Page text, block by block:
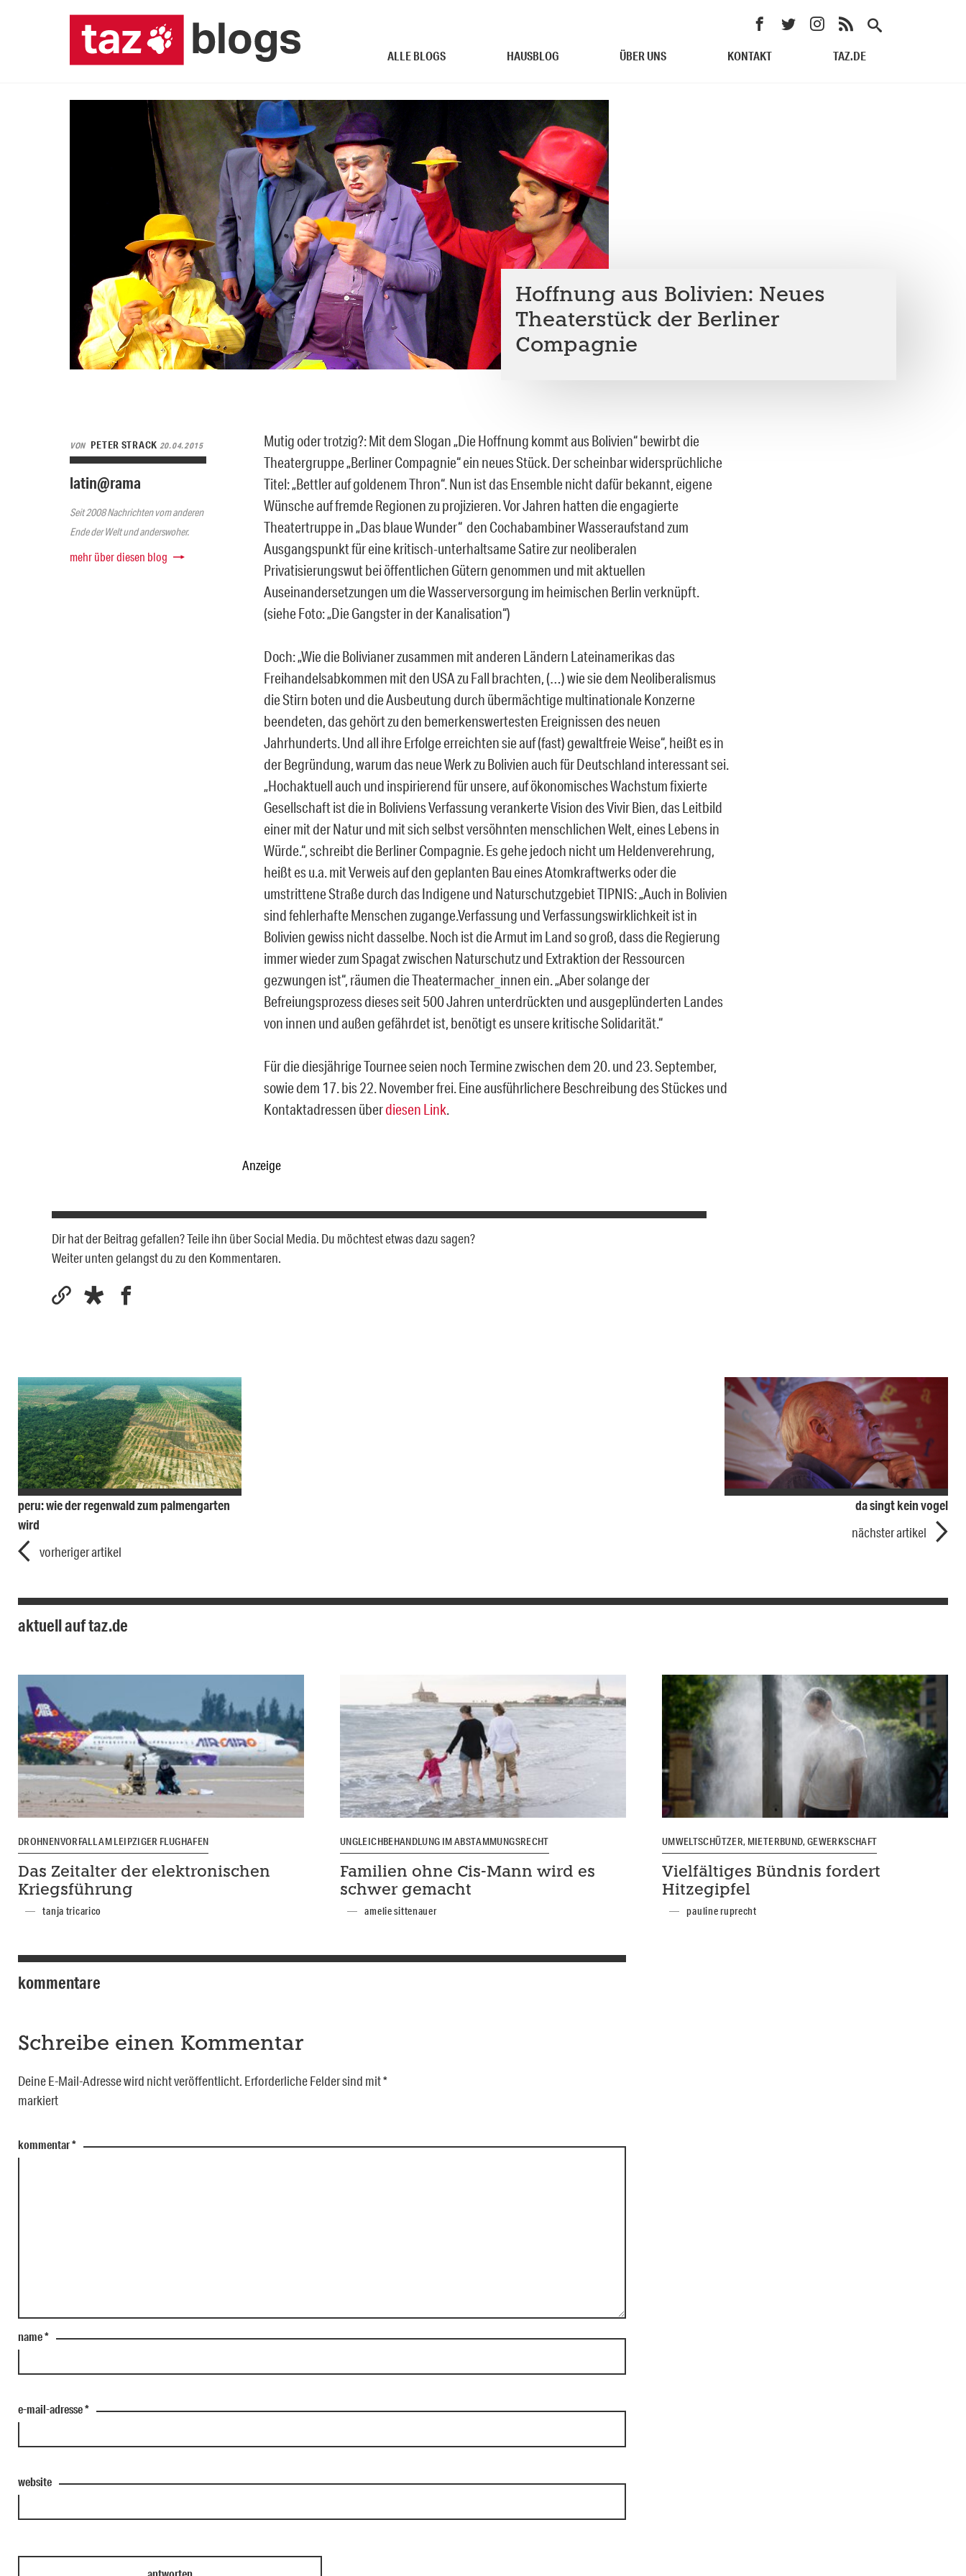
ALLE BLOGS HAUSBLOG ÜBER UNS KONTAKT TAZ.DE
Hoffnung aus Bolivien: Neues
Theaterstück der Berliner
Compagnie
VON PETER STRACK 20.04.2015
latin@rama
Seit 2008 Nachrichten vom anderen
Ende der Welt und anderswoher.
mehr über diesen blog
Mutig oder trotzig?: Mit dem Slogan „Die Hoffnung kommt aus Bolivien“ bewirbt die
Theatergruppe „Berliner Compagnie“ ein neues Stück. Der scheinbar widersprüchliche
Titel: „Bettler auf goldenem Thron“. Nun ist das Ensemble nicht dafür bekannt, eigene
Wünsche auf fremde Regionen zu projizieren. Vor Jahren hatten die engagierte
Theatertruppe in „Das blaue Wunder“ den Cochabambiner Wasseraufstand zum
Ausgangspunkt für eine kritisch-unterhaltsame Satire zur neoliberalen
Privatisierungswut bei öffentlichen Gütern genommen und mit aktuellen
Auseinandersetzungen um die Wasserversorgung im heimischen Berlin verknüpft.
(siehe Foto: „Die Gangster in der Kanalisation“)
Doch: „Wie die Bolivianer zusammen mit anderen Ländern Lateinamerikas das
Freihandelsabkommen mit den USA zu Fall brachten, (…) wie sie dem Neoliberalismus
die Stirn boten und die Ausbeutung durch übermächtige multinationale Konzerne
beendeten, das gehört zu den bemerkenswertesten Ereignissen des neuen
Jahrhunderts. Und all ihre Erfolge erreichten sie auf (fast) gewaltfreie Weise“, heißt es in
der Begründung, warum das neue Werk zu Bolivien auch für Deutschland interessant sei.
„Hochaktuell auch und inspirierend für unsere, auf ökonomisches Wachstum fixierte
Gesellschaft ist die in Boliviens Verfassung verankerte Vision des Vivir Bien, das Leitbild
einer mit der Natur und mit sich selbst versöhnten menschlichen Welt, eines Lebens in
Würde.“, schreibt die Berliner Compagnie. Es gehe jedoch nicht um Heldenverehrung,
heißt es u.a. mit Verweis auf den geplanten Bau eines Atomkraftwerks oder die
umstrittene Straße durch das Indigene und Naturschutzgebiet TIPNIS: „Auch in Bolivien
sind fehlerhafte Menschen zugange.Verfassung und Verfassungswirklichkeit ist in
Bolivien gewiss nicht dasselbe. Noch ist die Armut im Land so groß, dass die Regierung
immer wieder zum Spagat zwischen Naturschutz und Extraktion der Ressourcen
gezwungen ist“, räumen die Theatermacher_innen ein. „Aber solange der
Befreiungsprozess dieses seit 500 Jahren unterdrückten und ausgeplünderten Landes
von innen und außen gefährdet ist, benötigt es unsere kritische Solidarität.“
Für die diesjährige Tournee seien noch Termine zwischen dem 20. und 23. September,
sowie dem 17. bis 22. November frei. Eine ausführlichere Beschreibung des Stückes und
Kontaktadressen überdiesen Link.
Anzeige
Dir hat der Beitrag gefallen? Teile ihn über Social Media. Du möchtest etwas dazu sagen?
Weiter unten gelangst du zu den Kommentaren.
peru: wie der regenwald zum palmengarten
wird
vorheriger artikel
da singt kein vogel
nächster artikel
aktuell auf taz.de
DROHNENVORFALL AM LEIPZIGER FLUGHAFEN
Das Zeitalter der elektronischen
Kriegsführung
tanja tricarico
UNGLEICHBEHANDLUNG IM ABSTAMMUNGSRECHT
Familien ohne Cis-Mann wird es
schwer gemacht
amelie sittenauer
UMWELTSCHÜTZER, MIETERBUND, GEWERKSCHAFT
Vielfältiges Bündnis fordert
Hitzegipfel
pauline ruprecht
kommentare
Schreibe einen Kommentar
Deine E-Mail-Adresse wird nicht veröffentlicht. Erforderliche Felder sind mit*
markiert
kommentar*
name*
e-mail-adresse*
website